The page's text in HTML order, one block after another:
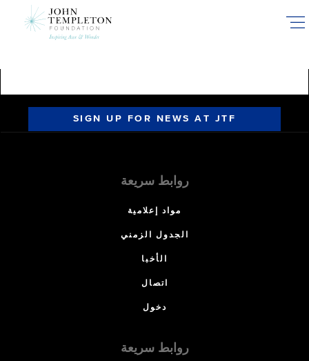
SIGN UP FOR NEWS AT JTF
روابط سريعة
مواد إعلامية
الجدول الزمني
الأخبا
اتصال
دخول
روابط سريعة